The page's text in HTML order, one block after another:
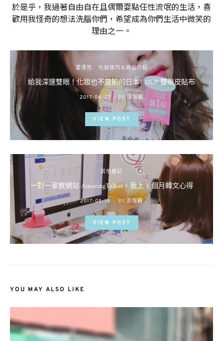
於是乎，我過著自由自在且偶爾耍點任性流氓的生活，喜
歡用我怪奇的想法洗腦你們，希望成為你們生活中微笑的
理由之一。
愛漂亮 化妝技巧＆商品介紹
給我深邃雙眼！化妝也不露餡的日本1 DUP 雙眼皮貼布
POSTED
2017-04-27 BY 流氓顆
VIEW POST
其他雜記
一對一家教網站 AmazingTalker，我上 1 個月韓文心得
POSTED
ON
2017-05-18 BY 流氓顆
VIEW POST
YOU MAY ALSO LIKE